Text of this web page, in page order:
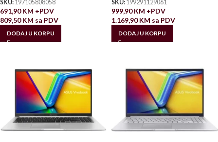
SKU: 197105808058
691,90KM +PDV
809,50KM sa PDV
DODAJ U KORPU
SKU: 199291129061
999,90KM +PDV
1.169,90KM sa PDV
DODAJ U KORPU